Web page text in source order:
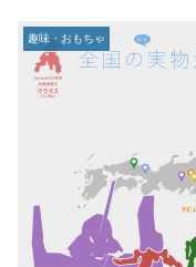
趣味・おもちゃ